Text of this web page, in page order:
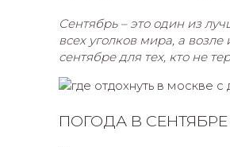
Сентябрь – это один из
всех уголков мира, а
сентябре для тех, кто не
ПОГОДА В